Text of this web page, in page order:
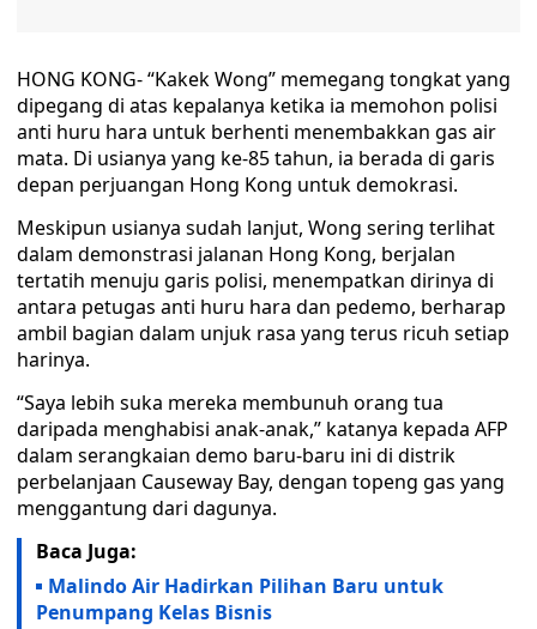
HONG KONG- “Kakek Wong” memegang tongkat yang
dipegang di atas kepalanya ketika ia memohon polisi
anti huru hara untuk berhenti menembakkan gas air
mata. Di usianya yang ke-85 tahun, ia berada di garis
depan perjuangan Hong Kong untuk demokrasi.
Meskipun usianya sudah lanjut, Wong sering terlihat
dalam demonstrasi jalanan Hong Kong, berjalan
tertatih menuju garis polisi, menempatkan dirinya di
antara petugas anti huru hara dan pedemo, berharap
ambil bagian dalam unjuk rasa yang terus ricuh setiap
harinya.
“Saya lebih suka mereka membunuh orang tua
daripada menghabisi anak-anak,” katanya kepada AFP
dalam serangkaian demo baru-baru ini di distrik
perbelanjaan Causeway Bay, dengan topeng gas yang
menggantung dari dagunya.
Baca Juga:
Malindo Air Hadirkan Pilihan Baru untuk
Penumpang Kelas Bisnis